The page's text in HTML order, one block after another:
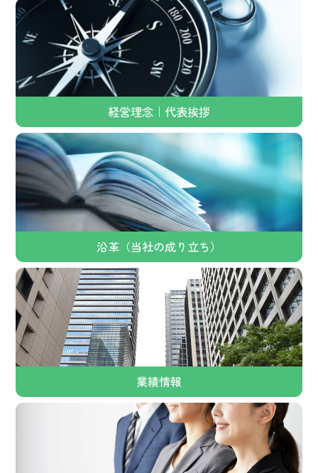
経営理念｜代表挨拶
沿革（当社の成り立ち）
業績情報